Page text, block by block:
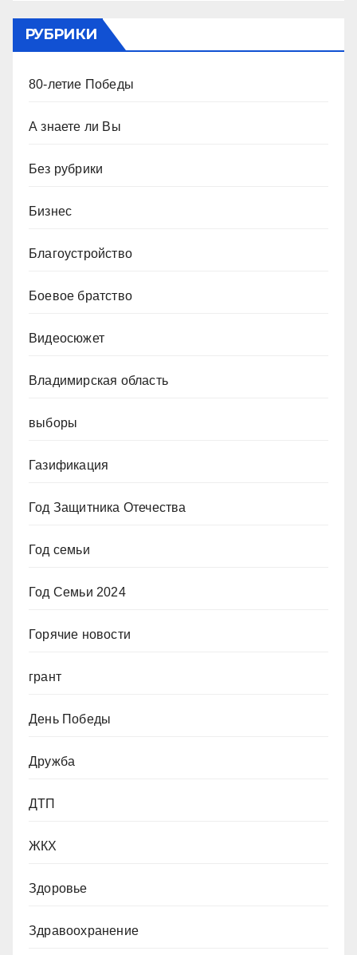
РУБРИКИ
80-летие Победы
А знаете ли Вы
Без рубрики
Бизнес
Благоустройство
Боевое братство
Видеосюжет
Владимирская область
выборы
Газификация
Год Защитника Отечества
Год семьи
Год Семьи 2024
Горячие новости
грант
День Победы
Дружба
ДТП
ЖКХ
Здоровье
Здравоохранение